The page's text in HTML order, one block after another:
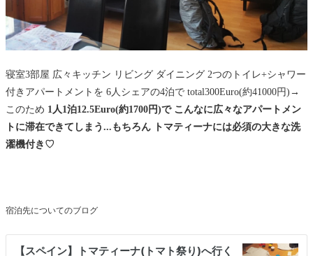
寝室3部屋 広々キッチン リビング ダイニング 2つのトイレ+シャワー
付きアパートメントを 6人シェアの4泊で total300Euro(約41000円)→
このため 1人1泊12.5Euro(約1700円)で こんなに広々なアパートメン
トに滞在できてしまう...もちろん トマティーナには必須の大きな洗
濯機付き♡
宿泊先についてのブログ